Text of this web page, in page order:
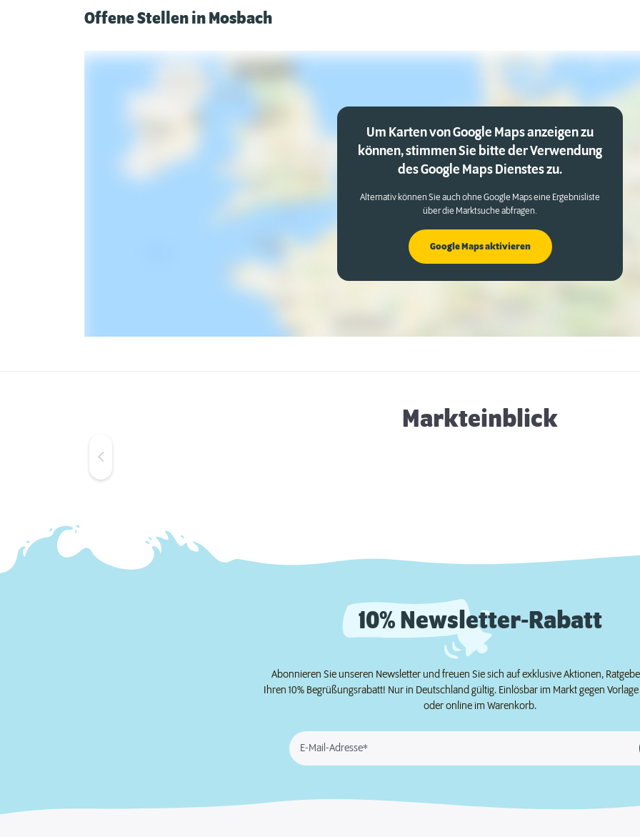
Offene Stellen in Mosbach
Um Karten von Google Maps anzeigen zu
können, stimmen Sie bitte der Verwendung
des Google Maps Dienstes zu.
Alternativ können Sie auch ohne Google Maps eine Ergebnisliste
über die Marktsuche abfragen.
Google Maps aktivieren
Markteinblick
10% Newsletter-Rabatt
Abonnieren Sie unseren Newsletter und freuen Sie sich auf exklusive Aktionen,
Ihren 10% Begrüßungsrabatt! Nur in Deutschland gültig. Einlösbar im Markt gegen
oder online im Warenkorb.
E-Mail-Adresse*